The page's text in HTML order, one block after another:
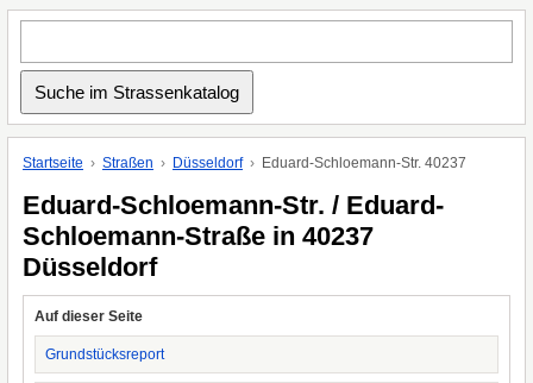
Startseite Straßen Düsseldorf Eduard-Schloemann-Str. 40237
Eduard-Schloemann-Str. / Eduard-
Schloemann-Straße in 40237
Düsseldorf
Auf dieser Seite
Grundstücksreport